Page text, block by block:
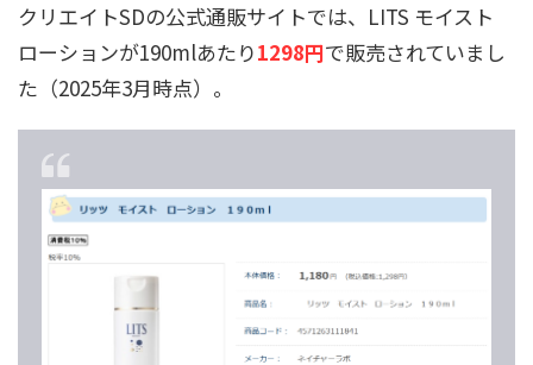
クリエイトSDの公式通販サイトでは、LITS モイスト
ローションが190mlあたり1298円で販売されていまし
た（2025年3月時点）。